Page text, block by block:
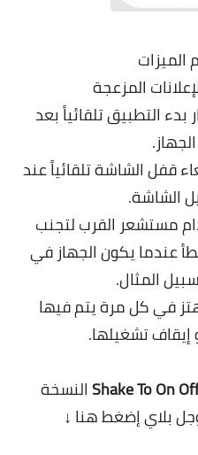
التطبيق تلقائياً بعد
قفل الشاشة تلقائياً عند
الشاشة.
مستشعر القرب لتجنب
عندما يكون الجهاز في
المثال.
في كل مرة يتم فيها
تشغيلها.
Shake To Onالنسخة
بلايإضغط هنا ↓